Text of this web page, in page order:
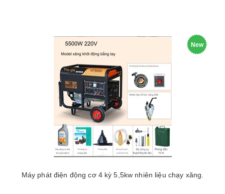
New
Máy phát điện động cơ 4 kỳ 5,5kw nhiên liệu chạy xăng.